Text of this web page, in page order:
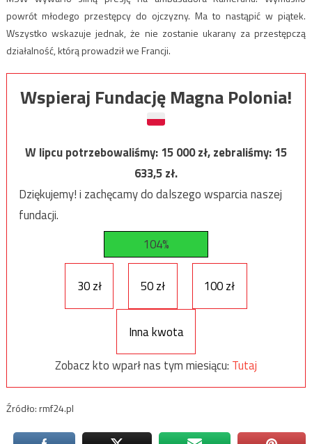
powrót młodego przestępcy do ojczyzny. Ma to nastąpić w piątek.
Wszystko wskazuje jednak, że nie zostanie ukarany za przestępczą
działalność, którą prowadził we Francji.
Wspieraj Fundację Magna Polonia!
W lipcu potrzebowaliśmy:15 000zł, zebraliśmy:15
633,5zł.
Dziękujemy! i zachęcamy do dalszego wsparcia naszej
fundacji.
104%
30 zł 50 zł 100 zł
Inna kwota
Zobacz kto wparł nas tym miesiącu: Tutaj
Źródło: rmf24.pl